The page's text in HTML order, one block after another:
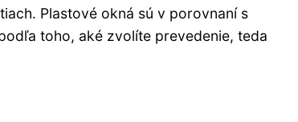
Plastové okná sú v porovnaní s
toho, aké zvolíte prevedenie, teda